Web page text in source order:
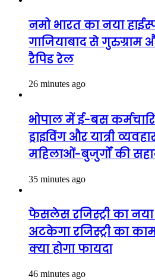
नमो भारत का नया
गाजियाबाद से गुरुग्राम
रैपिड रेल
26 minutes ago
भोपाल में ई-बस
ड्राइविंग और यात्री
महिलाओं-बुजुर्गों की
35 minutes ago
फेसलेस रजिस्ट्री का
अटकेगा रजिस्ट्री का
क्या होगा फायदा
46 minutes ago